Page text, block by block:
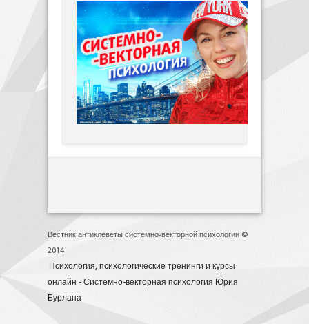
Вестник антиклеветы системно-векторной психологии ©
2014
Психология, психологические тренинги и курсы
онлайн - Системно-векторная психология Юрия
Бурлана